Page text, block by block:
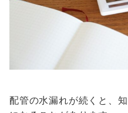
配管の水漏れが続くと、